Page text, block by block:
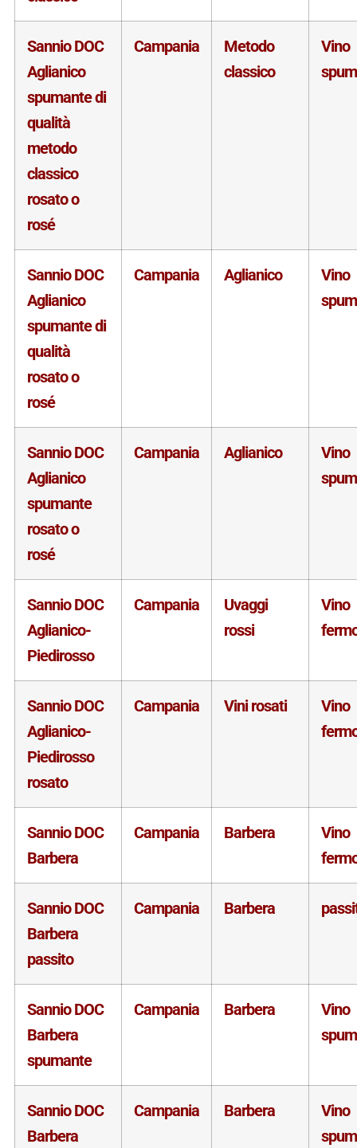
Sannio DOC
Aglianico
spumante di
qualità
metodo
classico
rosato o
rosé
Campania
Metodo
classico
Vino
Sannio DOC
Aglianico
spumante di
qualità
rosato o
rosé
Campania Aglianico
Vino
Sannio DOC
Aglianico
spumante
rosato o
rosé
Campania Aglianico
Vino
Sannio DOC
Aglianico-
Piedirosso
Campania
Uvaggi
rossi
Vino
Sannio DOC
Aglianico-
Piedirosso
rosato
Campania Vini rosati
Vino
Sannio DOC
Barbera
Campania Barbera
Vino
Sannio DOC
Barbera
passito
Campania Barbera
Sannio DOC
Barbera
spumante
Campania Barbera
Vino
Sannio DOC
Barbera
Campania Barbera
Vino